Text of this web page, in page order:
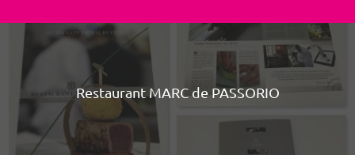
Restaurant MARC de PASSORIO